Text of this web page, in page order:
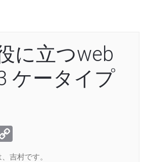
に立つweb
ケータイプ
Link
吉村です。